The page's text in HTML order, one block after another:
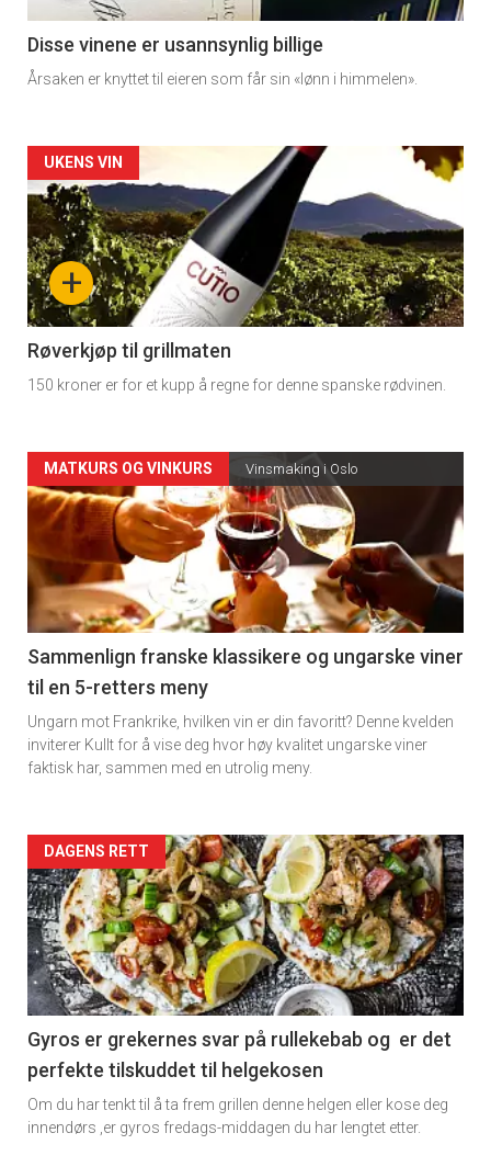
3
Disse vinene er usannsynlig billige
Årsaken er knyttet til eieren som får sin «lønn i himmelen».
Forsiden
akkurat
nå
-
4
+
UKENS VIN
Røverkjøp til grillmaten
150 kroner er for et kupp å regne for denne spanske rødvinen.
Forsiden
akkurat
nå
-
5
MATKURS OG VINKURS Vinsmaking i Oslo
Sammenlign franske klassikere og ungarske viner
til en 5-retters meny
Ungarn mot Frankrike, hvilken vin er din favoritt? Denne kvelden
inviterer Kullt for å vise deg hvor høy kvalitet ungarske viner
faktisk har, sammen med en utrolig meny.
Forsiden
akkurat
nå
-
6
DAGENS RETT
Gyros er grekernes svar på rullekebab og er det
perfekte tilskuddet til helgekosen
Om du har tenkt til å ta frem grillen denne helgen eller kose deg
innendørs ,er gyros fredags-middagen du har lengtet etter.